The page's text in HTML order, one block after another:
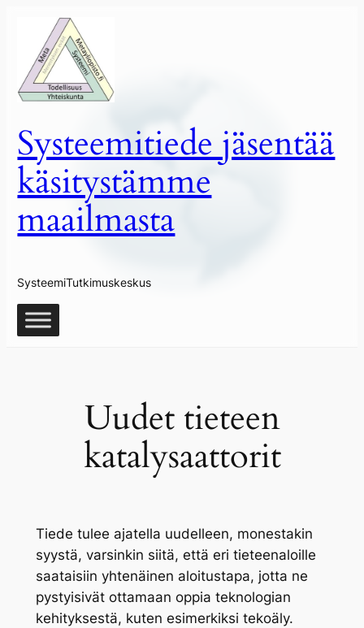
sisältöön
Systeemitiede jäsentää
käsitystämme
maailmasta
SysteemiTutkimuskeskus
Uudet tieteen
katalysaattorit
Tiede tulee ajatella uudelleen, monestakin
syystä, varsinkin siitä, että eri tieteenaloille
saataisiin yhtenäinen aloitustapa, jotta ne
pystyisivät ottamaan oppia teknologian
kehityksestä, kuten esimerkiksi tekoäly.